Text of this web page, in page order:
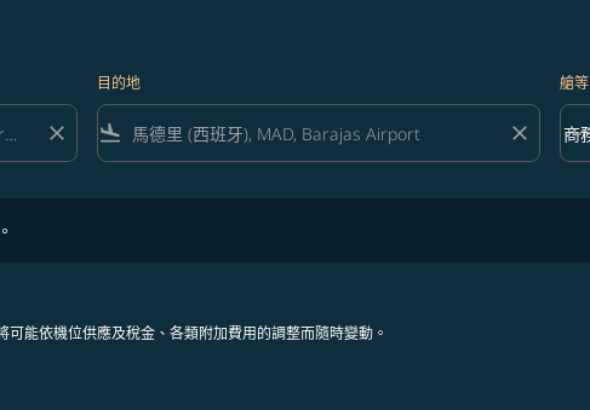
close
目的地
flight_land close
艙等
艙
商
keyboard_arrow_down
能依機位供應及稅金、各類附加費用的調整而隨時變動。